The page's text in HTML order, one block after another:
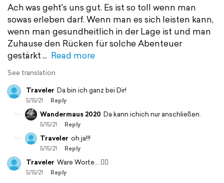
Ach was geht's uns gut. Es ist so toll wenn man
sowas erleben darf. Wenn man es sich leisten kann,
wenn man gesundheitlich in der Lage ist und man
Zuhause den Rücken für solche Abenteuer
gestärkt
Read more
See translation
Traveler Da bin ich ganz bei Dir!
5/15/21 Reply
Wandermaus 2020 Da kann ichich nur anschließen.
5/15/21 Reply
Traveler oh ja!!!
5/15/21 Reply
Traveler Ware Worte... 👍🏻
5/15/21 Reply